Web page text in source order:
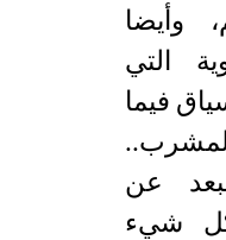
وأيضا
التي
فيما
عن
شيء